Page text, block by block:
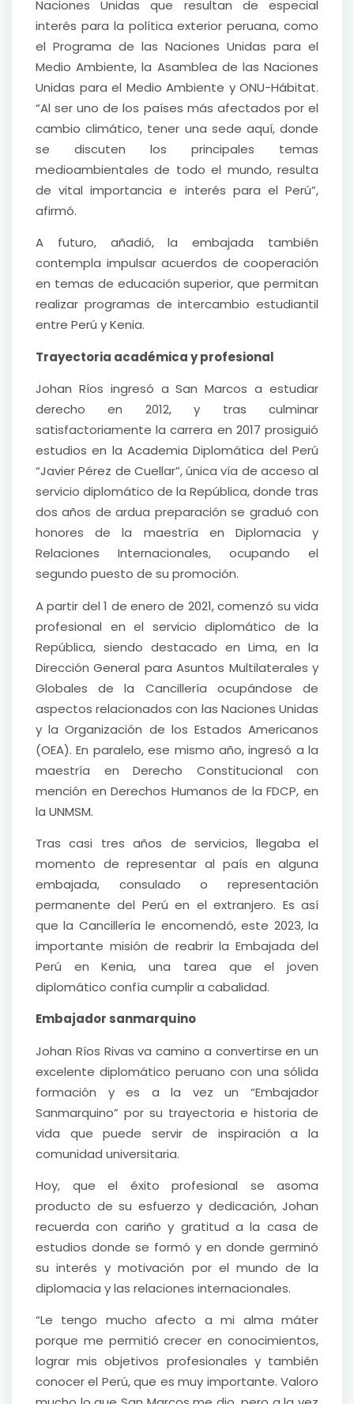
Naciones Unidas que resultan de especial
interés para la política exterior peruana, como
el Programa de las Naciones Unidas para el
Medio Ambiente, la Asamblea de las Naciones
Unidas para el Medio Ambiente y ONU-Hábitat.
“Al ser uno de los países más afectados por el
cambio climático, tener una sede aquí, donde
se discuten los principales temas
medioambientales de todo el mundo, resulta
de vital importancia e interés para el Perú”,
afirmó.
A futuro, añadió, la embajada también
contempla impulsar acuerdos de cooperación
en temas de educación superior, que permitan
realizar programas de intercambio estudiantil
entre Perú y Kenia.
Trayectoria académica y profesional
Johan Ríos ingresó a San Marcos a estudiar
derecho en 2012, y tras culminar
satisfactoriamente la carrera en 2017 prosiguió
estudios en la Academia Diplomática del Perú
“Javier Pérez de Cuellar”, única vía de acceso al
servicio diplomático de la República, donde tras
dos años de ardua preparación se graduó con
honores de la maestría en Diplomacia y
Relaciones Internacionales, ocupando el
segundo puesto de su promoción.
A partir del 1 de enero de 2021, comenzó su vida
profesional en el servicio diplomático de la
República, siendo destacado en Lima, en la
Dirección General para Asuntos Multilaterales y
Globales de la Cancillería ocupándose de
aspectos relacionados con las Naciones Unidas
y la Organización de los Estados Americanos
(OEA). En paralelo, ese mismo año, ingresó a la
maestría en Derecho Constitucional con
mención en Derechos Humanos de la FDCP, en
la UNMSM.
Tras casi tres años de servicios, llegaba el
momento de representar al país en alguna
embajada, consulado o representación
permanente del Perú en el extranjero. Es así
que la Cancillería le encomendó, este 2023, la
importante misión de reabrir la Embajada del
Perú en Kenia, una tarea que el joven
diplomático confía cumplir a cabalidad.
Embajador sanmarquino
Johan Ríos Rivas va camino a convertirse en un
excelente diplomático peruano con una sólida
formación y es a la vez un “Embajador
Sanmarquino” por su trayectoria e historia de
vida que puede servir de inspiración a la
comunidad universitaria.
Hoy, que el éxito profesional se asoma
producto de su esfuerzo y dedicación, Johan
recuerda con cariño y gratitud a la casa de
estudios donde se formó y en donde germinó
su interés y motivación por el mundo de la
diplomacia y las relaciones internacionales.
“Le tengo mucho afecto a mi alma máter
porque me permitió crecer en conocimientos,
lograr mis objetivos profesionales y también
conocer el Perú, que es muy importante. Valoro